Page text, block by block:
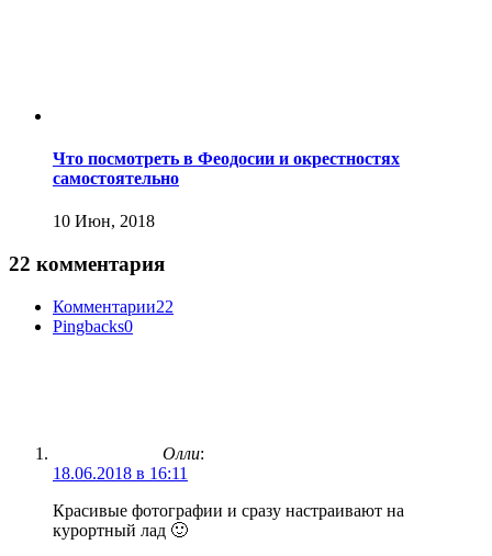
Что посмотреть в Феодосии и окрестностях
самостоятельно
10 Июн, 2018
22 комментария
Комментарии22
Pingbacks0
Олли:
18.06.2018 в 16:11
Красивые фотографии и сразу настраивают на
курортный лад 🙂